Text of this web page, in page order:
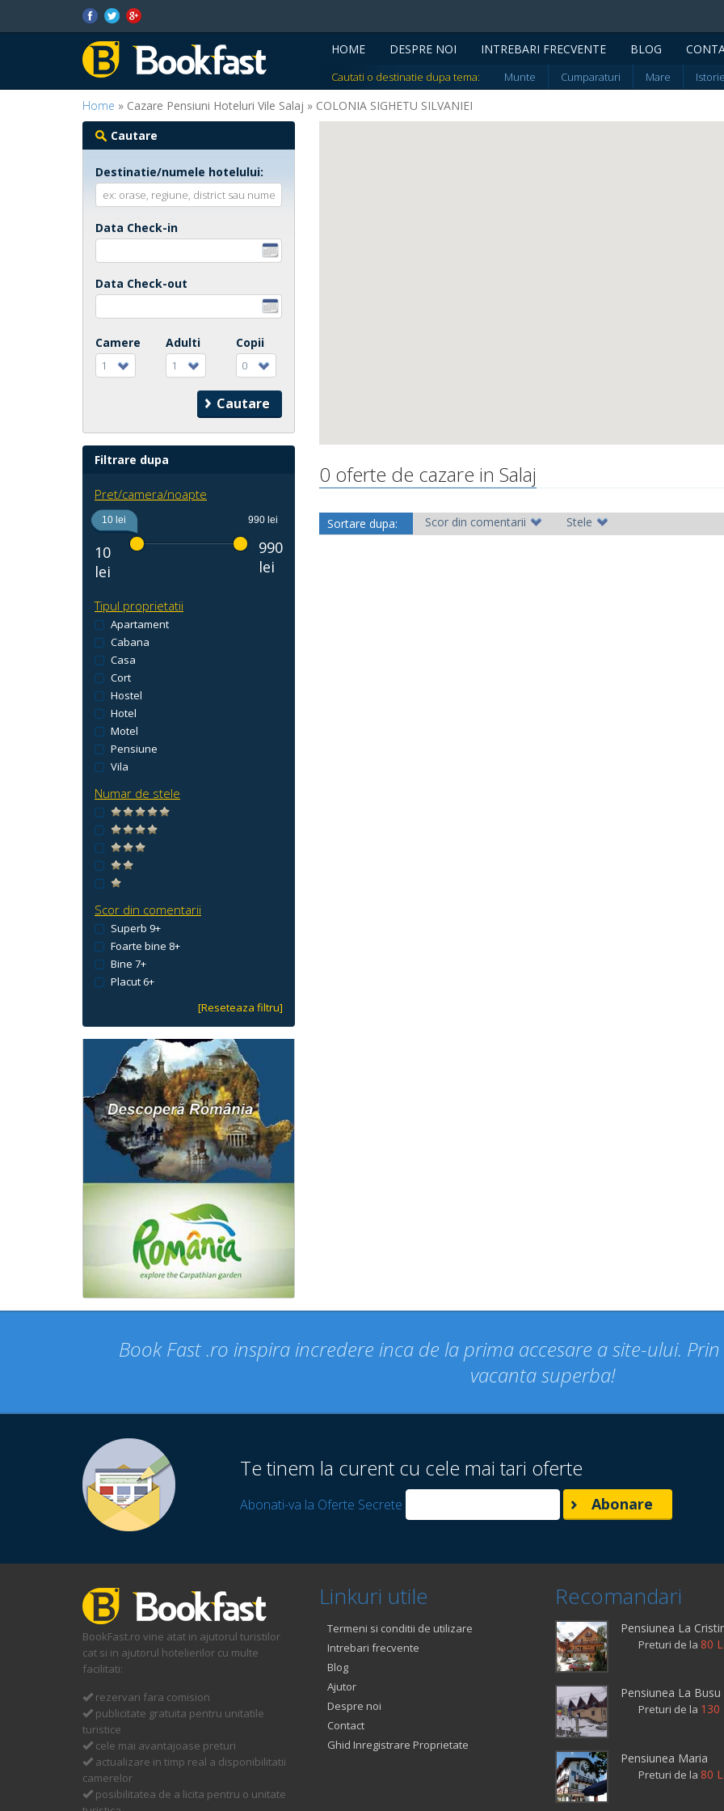
HOME DESPRE NOI INTREBARI FRECVENTE BLOG
Cautati o destinatie dupa tema:
Munte Cumparaturi Mare Istorie
Home » Cazare Pensiuni Hoteluri Vile Salaj » COLONIA SIGHETU SILVANIEI
Cautare
Destinatie/numele hotelului:
Data Check-in
Data Check-out
Camere
1
Adulti
1
Copii
0
Filtrare dupa
Pret/camera/noapte
10
lei
10 lei 990 lei
990
lei
Tipul proprietatii
Apartament
Cabana
Casa
Cort
Hostel
Hotel
Motel
Pensiune
Vila
Numar de stele
Scor din comentarii
Superb 9+
Foarte bine 8+
Bine 7+
Placut 6+
[Reseteaza filtru]
0 oferte de cazare in Salaj
Sortare dupa: Scor din comentarii Stele
Book Fast .ro inspira incredere inca de la prima accesare a site-ului.
vacanta superba!
Te tinem la curent cu cele mai tari oferte
Abonati-va la Oferte Secrete
BookFast.ro vine atat in ajutorul turistilor
cat si in ajutorul hotelierilor cu multe
facilitati:
rezervari fara comision
publicitate gratuita pentru unitatile
turistice
cele mai avantajoase preturi
actualizare in timp real a disponibilitatii
camerelor
posibilitatea de a licita pentru o unitate
Linkuri utile
Termeni si conditii de utilizare
Intrebari frecvente
Blog
Ajutor
Despre noi
Contact
Ghid Inregistrare Proprietate
Recomandari
Pensiunea La
Preturi de la 80
Pensiunea La Busu
Preturi de la 130
Pensiunea Maria
Preturi de la 80